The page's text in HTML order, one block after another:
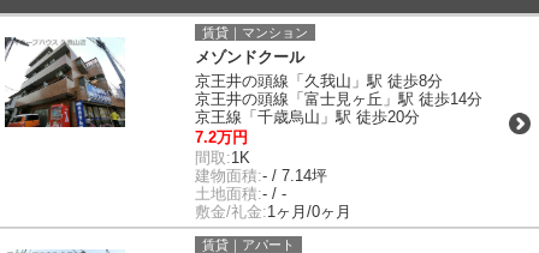
賃貸｜マンション
メゾンドクール
京王井の頭線「久我山」駅 徒歩8分
京王井の頭線「富士見ヶ丘」駅 徒歩14分
京王線「千歳烏山」駅 徒歩20分
7.2万円
間取:1K
建物面積:- / 7.14坪
土地面積:- / -
敷金/礼金:1ヶ月/0ヶ月
賃貸｜アパート